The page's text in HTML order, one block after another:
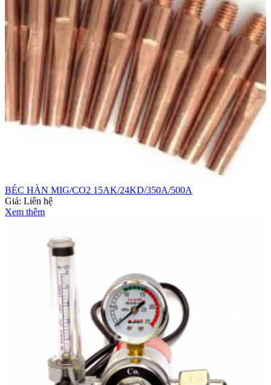
BÉC HÀN MIG/CO2 15AK/24KD/350A/500A
Giá: Liên hệ
Xem thêm